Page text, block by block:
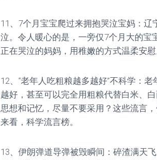
11、7个月宝宝爬过来拥抱哭泣宝妈：
泣。令人暖心的是，一旁仅7个月大的宝
正在哭泣的妈妈，用稚嫩的方式温柔安慰
12、“老年人吃粗粮越多越好”不科学：
越好，甚至可以完全用粗粮代替白米、
思想和记忆，尽量不要采用？这些流言
来看，科学流言榜。
13、伊朗弹道导弹被毁瞬间：碎渣满天